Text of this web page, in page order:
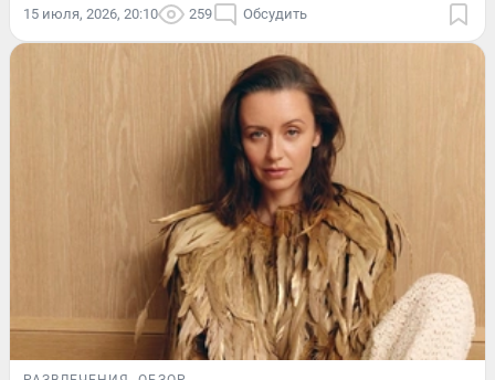
15 июля, 2026, 20:10 259 Обсудить